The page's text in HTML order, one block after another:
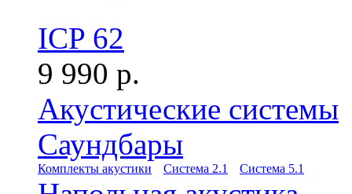
ICP 62
9 990 р.
Акустические системы
Саундбары
Комплекты акустики Система 2.1 Система 5.1